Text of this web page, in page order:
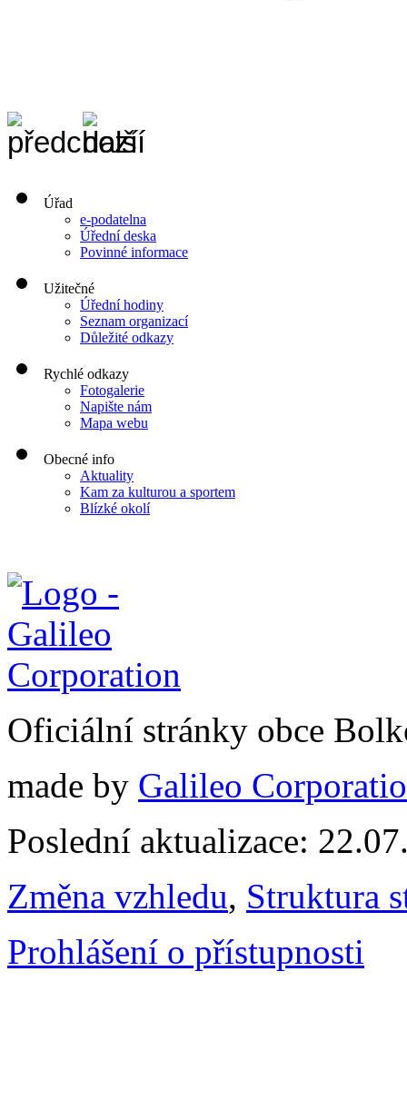
Úřad
e-podatelna
Úřední deska
Povinné informace
Užitečné
Úřední hodiny
Seznam organizací
Důležité odkazy
Rychlé odkazy
Fotogalerie
Napište nám
Mapa webu
Obecné info
Aktuality
Kam za kulturou a sportem
Blízké okolí
Oficiální stránky obce
made by Galileo
Poslední aktualizace:
Změna vzhledu, Struktura
Prohlášení o přístupnosti